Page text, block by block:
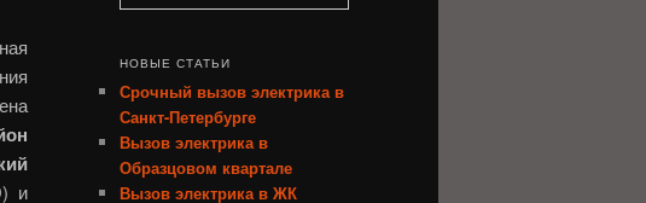
и
НОВЫЕ СТАТЬИ
Срочный вызов электрика в
Санкт-Петербурге
Вызов электрика в
Образцовом квартале
Вызов электрика в ЖК